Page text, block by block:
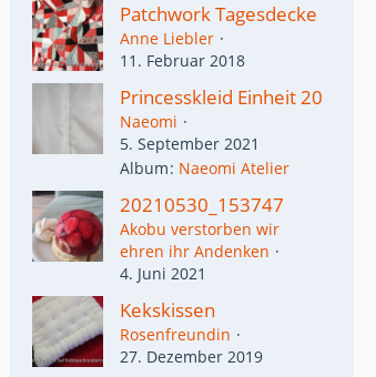
Patchwork Tagesdecke
Anne Liebler
11. Februar 2018
Princesskleid Einheit 20
Naeomi
5. September 2021
Album Naeomi Atelier
20210530_153747
Akobu verstorben wir
ehren ihr Andenken
4. Juni 2021
Kekskissen
Rosenfreundin
27. Dezember 2019